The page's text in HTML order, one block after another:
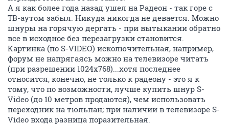
А я как более года назад ушел на Радеон - так горе с
ТВ-аутом забыл. Никуда никогда не девается. Можно
шнуры на горячую дергать - при вытыкании обратно
все в исходное без перезагрузки становится.
Картинка (по S-VIDEO) исколючительная, например,
форум не напрягаясь можно на телевизоре читать
(при разрешении 1024х768)...хотя последнее
относится, конечно, не только к радеону - это я к
тому, что по возможности, лучше купить шнур S-
Video (до 10 метров продаются), чем использовать
переходник на тюльпан; при наличии в телевизоре S-
Video входа разница поразительная.